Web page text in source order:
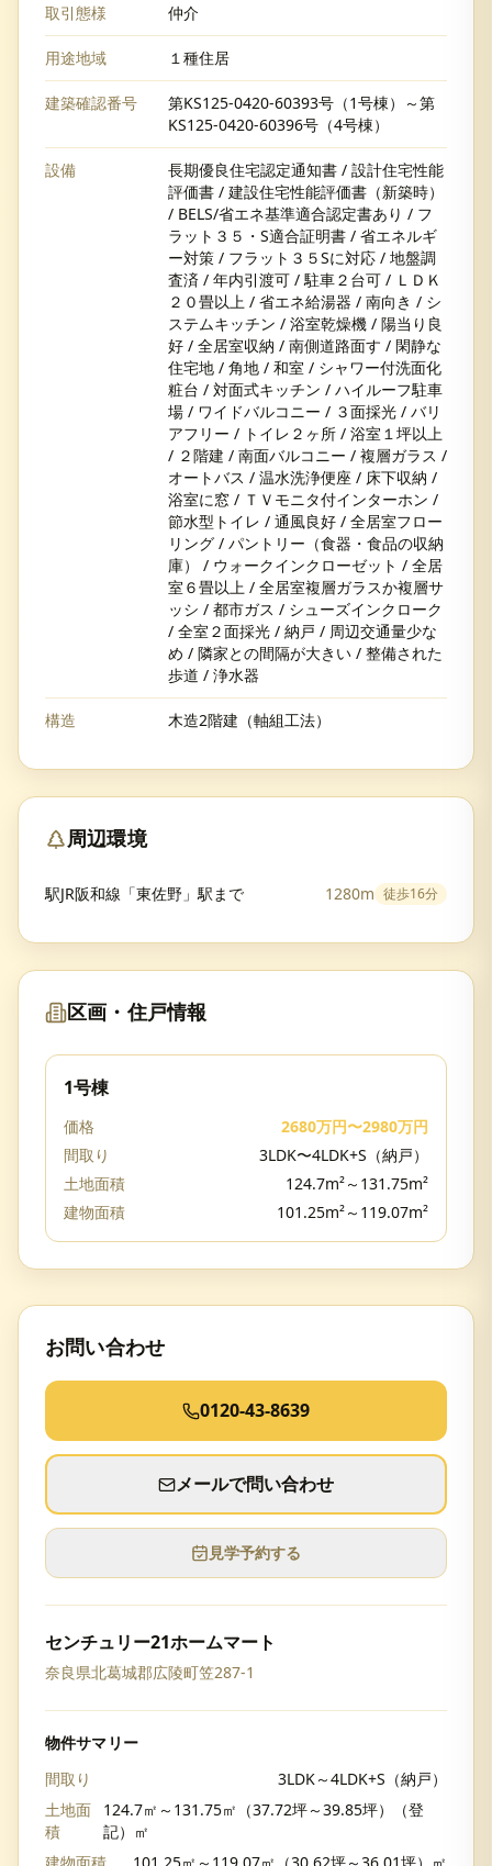
取引態様 仲介
用途地域 １種住居
建築確認番号
第KS125-0420-60393号（1号棟）～第
KS125-0420-60396号（4号棟）
設備
長期優良住宅認定通知書 / 設計住宅性能
評価書 / 建設住宅性能評価書（新築時）
/ BELS/省エネ基準適合認定書あり / フ
ラット３５・S適合証明書 / 省エネルギ
ー対策 / フラット３５Sに対応 / 地盤調
査済 / 年内引渡可 / 駐車２台可 / ＬＤＫ
２０畳以上 / 省エネ給湯器 / 南向き / シ
ステムキッチン / 浴室乾燥機 / 陽当り良
好 / 全居室収納 / 南側道路面す / 閑静な
住宅地 / 角地 / 和室 / シャワー付洗面化
粧台 / 対面式キッチン / ハイルーフ駐車
場 / ワイドバルコニー / ３面採光 / バリ
アフリー / トイレ２ヶ所 / 浴室１坪以上
/ ２階建 / 南面バルコニー / 複層ガラス /
オートバス / 温水洗浄便座 / 床下収納 /
浴室に窓 / ＴＶモニタ付インターホン /
節水型トイレ / 通風良好 / 全居室フロー
リング / パントリー（食器・食品の収納
庫） / ウォークインクローゼット / 全居
室６畳以上 / 全居室複層ガラスか複層サ
ッシ / 都市ガス / シューズインクローク
/ 全室２面採光 / 納戸 / 周辺交通量少な
め / 隣家との間隔が大きい / 整備された
歩道 / 浄水器
構造 木造2階建（軸組工法）
周辺環境
駅JR阪和線「東佐野」駅まで 1280m 徒歩16分
区画・住戸情報
1号棟
価格
2680万円〜2980万円
間取り
3LDK〜4LDK+S（納戸）
土地面積
124.7m²～131.75m²
建物面積
101.25m²～119.07m²
お問い合わせ
0120-43-8639
メールで問い合わせ
見学予約する
センチュリー21ホームマート
奈良県北葛城郡広陵町笠287-1
物件サマリー
間取り
3LDK～4LDK+S（納戸）
土地面
積
124.7㎡～131.75㎡（37.72坪～39.85坪）（登
記）㎡